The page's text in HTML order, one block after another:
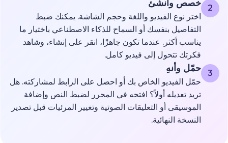
2
خصص وأنشئ
اختر نوع الفيديو واللغة وحجم الشاشة. يمكنك ضبط
التفاصيل بنفسك أو السماح للذكاء الاصطناعي باختيار ما
يناسب أكثر. عندما تكون جاهزًا، انقر على إنشاء، وشاهد
فكرتك تتحول إلى فيديو كامل.
3
حمّل وأنهِ
حمّل الفيديو الخاص بك أو احصل على الرابط لمشاركته. هل
تريد تعديله أولاً؟ افتحه في المحرر لضبط النص وإضافة
الموسيقى أو التعليقات الصوتية وتغيير المرئيات قبل تصدير
النسخة النهائية.